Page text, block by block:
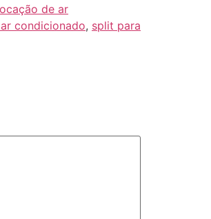
de ar
condicionado, split para